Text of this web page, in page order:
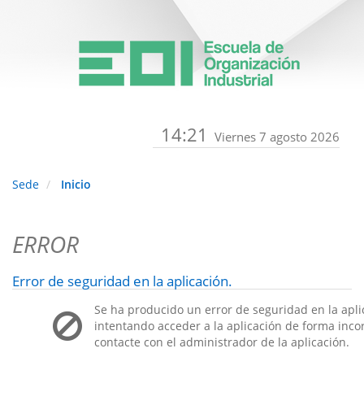
14:21 Viernes 7 agosto 2026
Sede Inicio
ERROR
Error de seguridad en la aplicación.
Se ha producido un error de seguridad en la
intentando acceder a la aplicación de forma
contacte con el administrador de la aplicación.